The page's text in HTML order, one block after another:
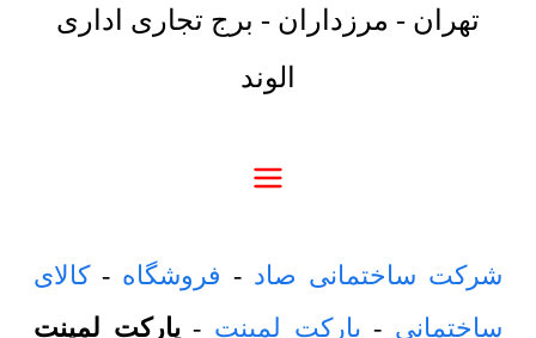
تهران - مرزداران - برج تجاری اداری
الوند
شرکت ساختمانی صاد - فروشگاه -کالای
ساختمانی - پارکت لمینت -پارکت لمینت